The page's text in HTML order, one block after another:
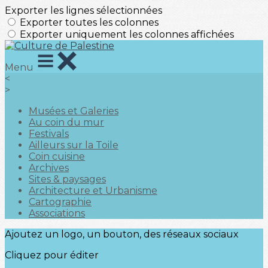
Exporter les lignes sélectionnées
Exporter toutes les colonnes
Exporter uniquement les colonnes affichées
Menu
<
>
Musées et Galeries
Au coin du mur
Festivals
Ailleurs sur la Toile
Coin cuisine
Archives
Sites & paysages
Architecture et Urbanisme
Cartographie
Associations
Ajoutez un logo, un bouton, des réseaux sociaux
Cliquez pour éditer